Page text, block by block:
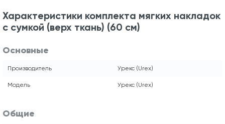
Характеристики комплекта мягких накладок
с сумкой (верх ткань) (60 см)
Основные
Производитель Урекс (Urex)
Модель Урекс (Urex)
Общие